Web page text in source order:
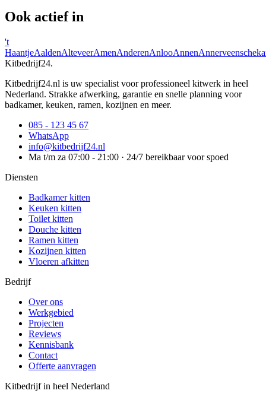
Ook actief in
't
HaantjeAaldenAlteveerAmenAnderenAnlooAnnen
Kitbedrijf24.
Kitbedrijf24.nl is uw specialist voor professioneel kitwerk in heel
Nederland. Strakke afwerking, garantie en snelle planning voor
badkamer, keuken, ramen, kozijnen en meer.
085 - 123 45 67
WhatsApp
info@kitbedrijf24.nl
Ma t/m za 07:00 - 21:00 · 24/7 bereikbaar voor spoed
Diensten
Badkamer kitten
Keuken kitten
Toilet kitten
Douche kitten
Ramen kitten
Kozijnen kitten
Vloeren afkitten
Bedrijf
Over ons
Werkgebied
Projecten
Reviews
Kennisbank
Contact
Offerte aanvragen
Kitbedrijf in heel Nederland